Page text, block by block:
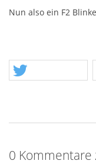
Nun also ein F2
0 Kommentare